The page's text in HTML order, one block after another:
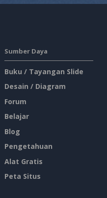
Sumber Daya
Buku / Tayangan Slide
Desain / Diagram
Forum
Belajar
Blog
Pengetahuan
Alat Gratis
Peta Situs